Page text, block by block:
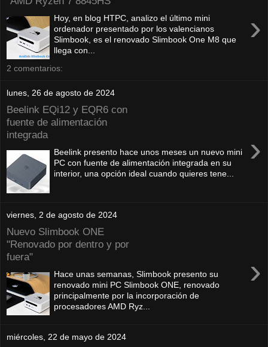
›
Hoy, en blog HTPC, analizo el último mini
ordenador presentado por los valencianos
Slimbook, es el renovado Slimbook One M8 que
llega con...
2 comentarios:
lunes, 26 de agosto de 2024
Beelink EQi12 y EQR6 con
fuente de alimentación
integrada
›
Beelink presento hace unos meses un nuevo mini
PC con fuente de alimentación integrada en su
interior, una opción ideal cuando quieres tene...
viernes, 2 de agosto de 2024
Nuevo Slimbook ONE
"Renovado por dentro y por
fuera"
›
Hace unas semanas, Slimbook presento su
renovado mini PC Slimbook ONE, renovado
principalmente por la incorporación de
procesadores AMD Ryz...
miércoles, 22 de mayo de 2024